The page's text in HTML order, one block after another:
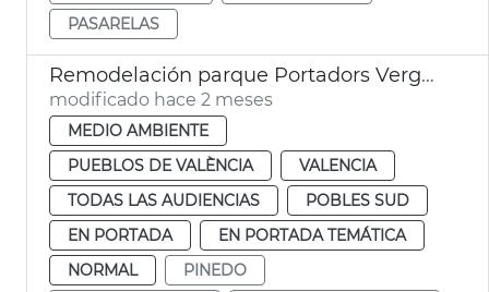
PASARELAS
Remodelación parque Portadors Verge Pinedo
modificado hace 2 meses
MEDIO AMBIENTE
PUEBLOS DE VALÈNCIA
VALENCIA
TODAS LAS AUDIENCIAS
POBLES SUD
EN PORTADA
EN PORTADA TEMÁTICA
NORMAL
PINEDO